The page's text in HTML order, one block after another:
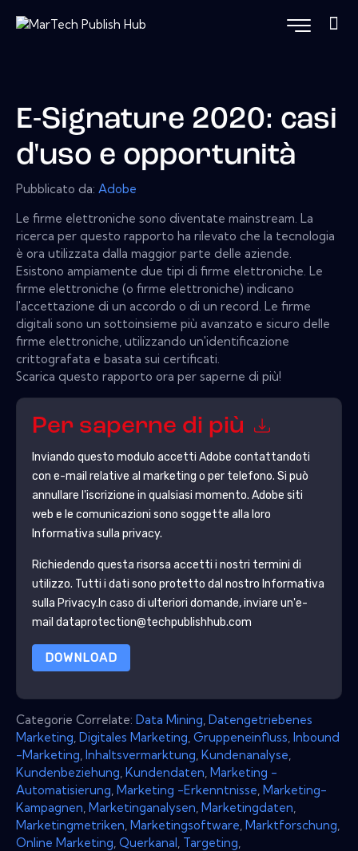
E-Signature 2020: casi
d'uso e opportunità
Pubblicato da: Adobe
Le firme elettroniche sono diventate mainstream. La
ricerca per questo rapporto ha rilevato che la tecnologia
è ora utilizzata dalla maggior parte delle aziende.
Esistono ampiamente due tipi di firme elettroniche. Le
firme elettroniche (o firme elettroniche) indicano
l'accettazione di un accordo o di un record. Le firme
digitali sono un sottoinsieme più avanzato e sicuro delle
firme elettroniche, utilizzando un'identificazione
crittografata e basata sui certificati.
Scarica questo rapporto ora per saperne di più!
Per saperne di più
Inviando questo modulo accetti Adobe contattandoti
con e-mail relative al marketing o per telefono. Si può
annullare l'iscrizione in qualsiasi momento. Adobe siti
web e le comunicazioni sono soggette alla loro
Informativa sulla privacy.
Richiedendo questa risorsa accetti i nostri termini di
utilizzo. Tutti i dati sono protetto dal nostro Informativa
sulla Privacy.In caso di ulteriori domande, inviare un'e-
mail dataprotection@techpublishhub.com
DOWNLOAD
Categorie Correlate: Data Mining Datengetriebenes
Marketing Digitales Marketing Gruppeneinfluss Inbound
-Marketing Inhaltsvermarktung Kundenanalyse
Kundenbeziehung Kundendaten Marketing -
Automatisierung Marketing -Erkenntnisse Marketing-
Kampagnen Marketinganalysen Marketingdaten
Marketingmetriken Marketingsoftware Marktforschung
Online Marketing Querkanal Targeting